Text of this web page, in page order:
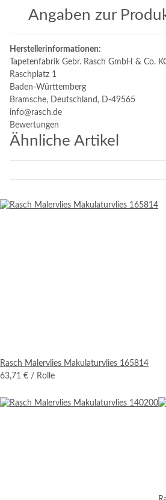
Angaben zur
Herstellerinformationen:
Tapetenfabrik Gebr. Rasch GmbH & Co.
Raschplatz 1
Baden-Württemberg
Bramsche, Deutschland, D-49565
info@rasch.de
Bewertungen
Ähnliche Artikel
Rasch Malervlies Makulaturvlies 165814
63,71 € / Rolle